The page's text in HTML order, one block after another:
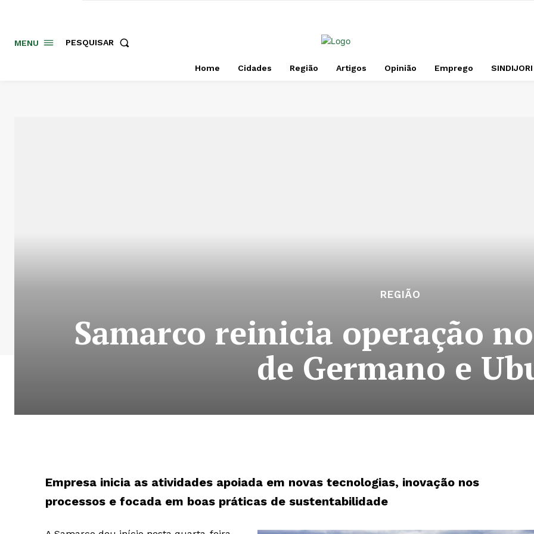
MENU PESQUISAR
Home Cidades Região Artigos Opinião Emprego SINDIJORI
REGIÃO
Samarco reinicia operação
de Germano e
Empresa inicia as atividades apoiada em novas tecnologias, inovação nos
processos e focada em boas práticas de sustentabilidade